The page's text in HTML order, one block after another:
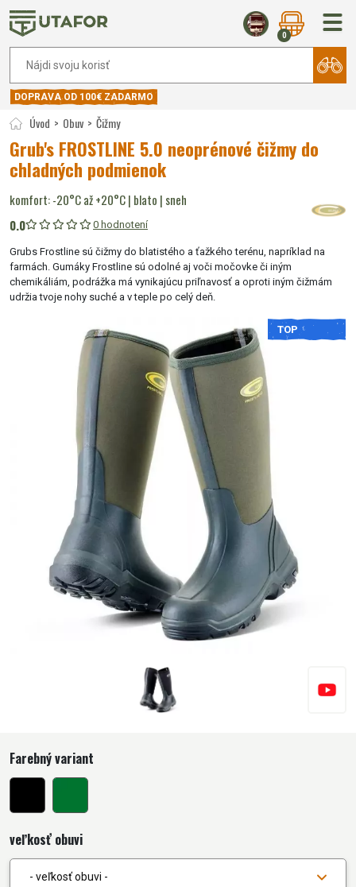
0
DOPRAVA OD 100€ ZADARMO
Úvod Obuv Čižmy
Grub's FROSTLINE 5.0 neoprénové čižmy do
chladných podmienok
komfort: -20°C až +20°C | blato | sneh
0.0
0 hodnotení
Grubs Frostline sú čižmy do blatistého a ťažkého terénu, napríklad na
farmách. Gumáky Frostline sú odolné aj voči močovke či iným
chemikáliám, podrážka má vynikajúcu priľnavosť a oproti iným čižmám
udržia tvoje nohy suché a v teple po celý deň.
TOP
Farebný variant
veľkosť obuvi
- veľkosť obuvi -